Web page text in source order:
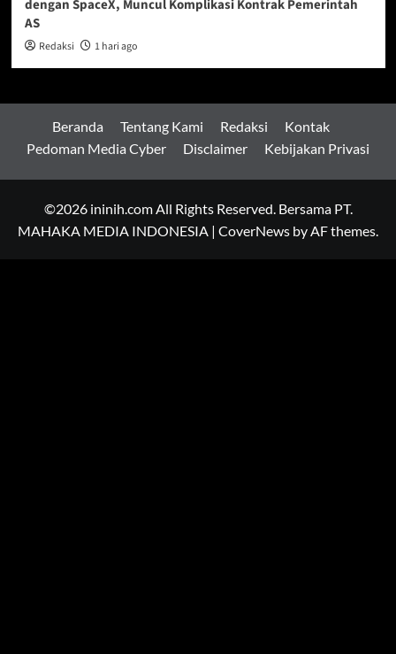
dengan SpaceX, Muncul Komplikasi Kontrak Pemerintah
AS
Redaksi 1 hari ago
Beranda Tentang Kami Redaksi
Kontak
Pedoman Media Cyber
Disclaimer Kebijakan Privasi
©2026 ininih.com All Rights Reserved. Bersama PT.
MAHAKA MEDIA INDONESIA | CoverNews by AF themes.